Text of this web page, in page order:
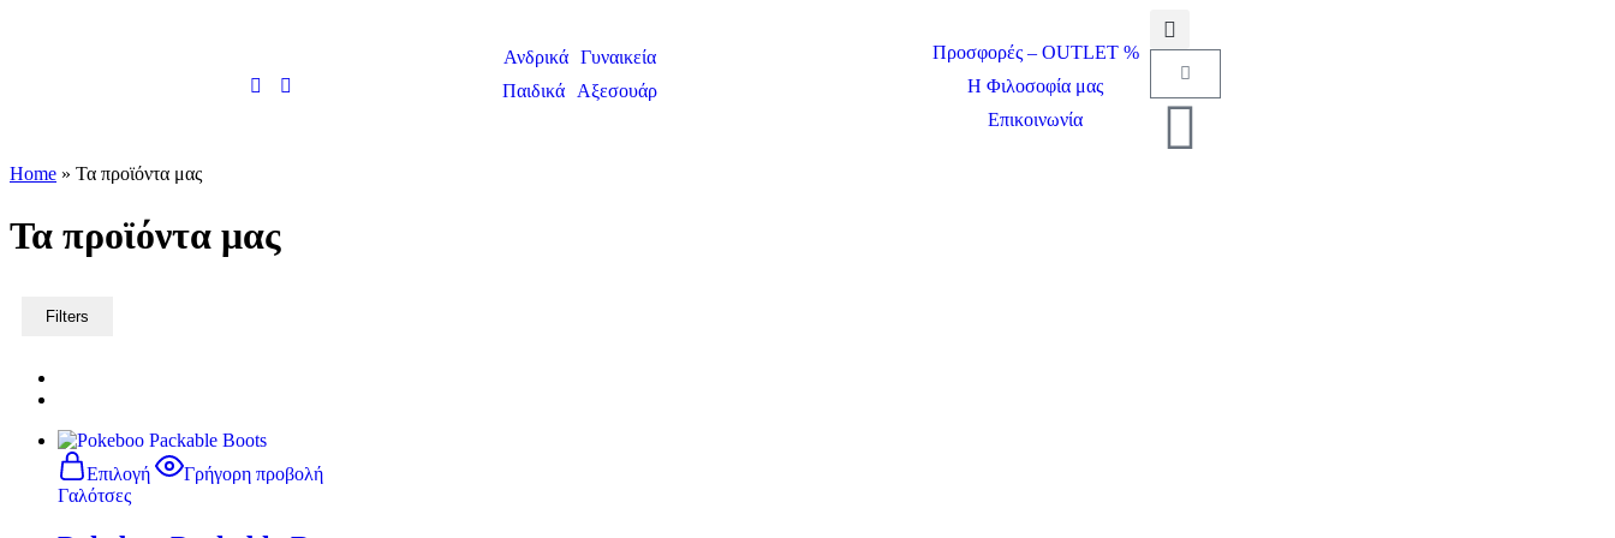
Ανδρικά
Γυναικεία
Παιδικά
Αξεσουάρ
Προσφορές – OUTLET %
Η Φιλοσοφία μας
Επικοινωνία
Home » Τα προϊόντα μας
Τα προϊόντα μας
Filters
Επιλογή
Γρήγορη προβολή
Γαλότσες